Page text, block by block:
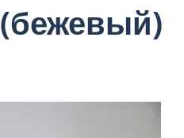
(бежевый)